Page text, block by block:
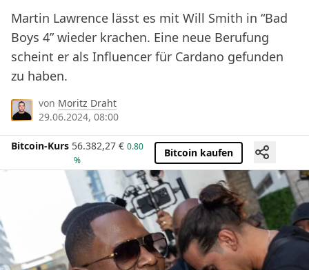
Martin Lawrence lässt es mit Will Smith in “Bad
Boys 4” wieder krachen. Eine neue Berufung
scheint er als Influencer für Cardano gefunden
zu haben.
von Moritz Draht
29.06.2024, 08:00
Bitcoin-Kurs 56.382,27 € 0.80
%
Bitcoin kaufen